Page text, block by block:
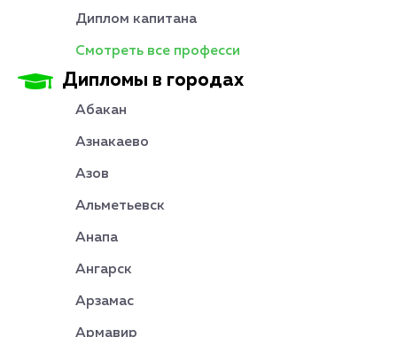
Диплом капитана
Смотреть все професси
Дипломы в городах
Абакан
Азнакаево
Азов
Альметьевск
Анапа
Ангарск
Арзамас
Армавир